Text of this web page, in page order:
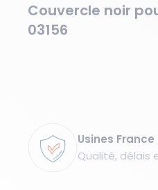
Couvercle noir
03156
Usines France
Qualité, délais